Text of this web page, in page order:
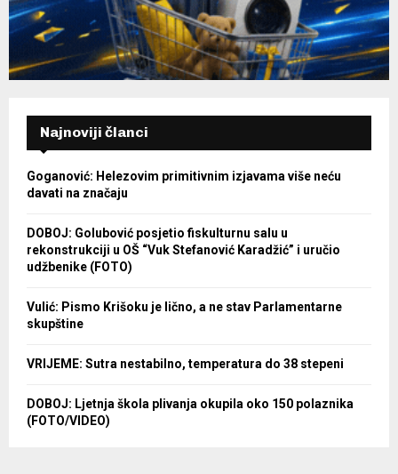
Najnoviji članci
Goganović: Helezovim primitivnim izjavama više neću
davati na značaju
DOBOJ: Golubović posjetio fiskulturnu salu u
rekonstrukciji u OŠ “Vuk Stefanović Karadžić” i uručio
udžbenike (FOTO)
Vulić: Pismo Krišoku je lično, a ne stav Parlamentarne
skupštine
VRIJEME: Sutra nestabilno, temperatura do 38 stepeni
DOBOJ: Ljetnja škola plivanja okupila oko 150 polaznika
(FOTO/VIDEO)